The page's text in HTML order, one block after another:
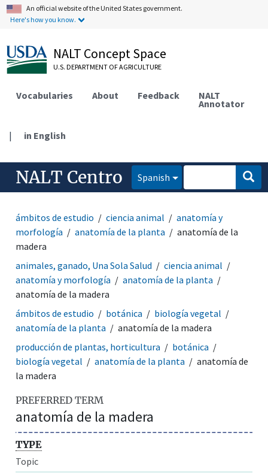
An official website of the United States government.
Here's how you know.
NALT Concept Space
U.S. DEPARTMENT OF AGRICULTURE
Vocabularies About Feedback NALT
Annotator
| in English
NALT Centro Spanish
ámbitos de estudio ciencia animal
anatomía y
morfología
anatomía de la planta
anatomía de la
madera
animales, ganado, Una Sola Salud
ciencia animal
anatomía y morfología
anatomía de la planta
anatomía de la madera
ámbitos de estudio
botánica
biología vegetal
anatomía de la planta
anatomía de la madera
producción de plantas, horticultura
botánica
biología vegetal
anatomía de la planta
anatomía de
la madera
PREFERRED TERM
anatomía de la madera
TYPE
Topic